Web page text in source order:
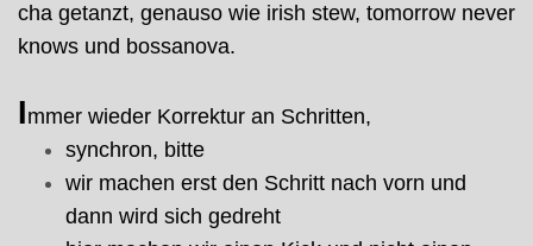
cha getanzt, genauso wie irish stew, tomorrow never
knows und bossanova.
Immer wieder Korrektur an Schritten,
synchron, bitte
wir machen erst den Schritt nach vorn und
dann wird sich gedreht